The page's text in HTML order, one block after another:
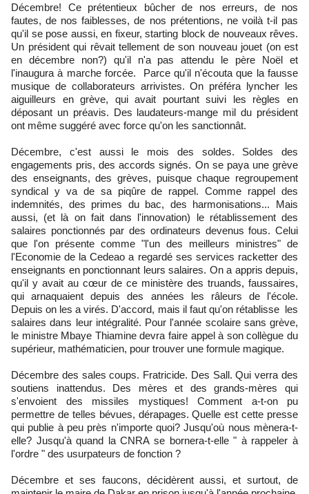
Décembre! Ce prétentieux bûcher de nos erreurs, de nos
fautes, de nos faiblesses, de nos prétentions, ne voilà t-il pas
qu'il se pose aussi, en fixeur, starting block de nouveaux rêves.
Un président qui rêvait tellement de son nouveau jouet (on est
en décembre non?) qu'il n'a pas attendu le père Noël et
l'inaugura à marche forcée. Parce qu'il n'écouta que la fausse
musique de collaborateurs arrivistes. On préféra lyncher les
aiguilleurs en grève, qui avait pourtant suivi les règles en
déposant un préavis. Des laudateurs-mange mil du président
ont même suggéré avec force qu'on les sanctionnât.
Décembre, c'est aussi le mois des soldes. Soldes des
engagements pris, des accords signés. On se paya une grève
des enseignants, des grèves, puisque chaque regroupement
syndical y va de sa piqûre de rappel. Comme rappel des
indemnités, des primes du bac, des harmonisations... Mais
aussi, (et là on fait dans l'innovation) le rétablissement des
salaires ponctionnés par des ordinateurs devenus fous. Celui
que l'on présente comme "l'un des meilleurs ministres" de
l'Economie de la Cedeao a regardé ses services racketter des
enseignants en ponctionnant leurs salaires. On a appris depuis,
qu'il y avait au cœur de ce ministère des truands, faussaires,
qui arnaquaient depuis des années les râleurs de l'école.
Depuis on les a virés. D'accord, mais il faut qu'on rétablisse les
salaires dans leur intégralité. Pour l'année scolaire sans grève,
le ministre Mbaye Thiamine devra faire appel à son collègue du
supérieur, mathématicien, pour trouver une formule magique.
Décembre des sales coups. Fratricide. Des Sall. Qui verra des
soutiens inattendus. Des mères et des grands-mères qui
s'envoient des missiles mystiques! Comment a-t-on pu
permettre de telles bévues, dérapages. Quelle est cette presse
qui publie à peu près n'importe quoi? Jusqu'où nous mènera-t-
elle? Jusqu'à quand la CNRA se bornera-t-elle " à rappeler à
l'ordre " des usurpateurs de fonction ?
Décembre et ses faucons, décidèrent aussi, et surtout, de